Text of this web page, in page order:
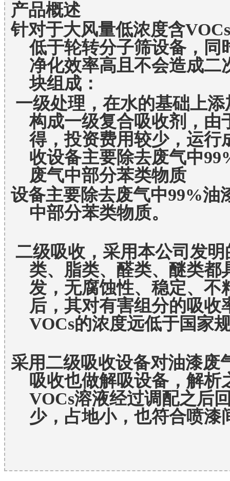
产品概述
针对于大风量低浓度含
低于轮转分子筛设备，同
净化效率高且不会造成二
块组成：
一级处理，在水的基础上
构成一级复合吸收剂，由
得，投资费用较少，运行
收设备主要除去废气中
废气中部分苯类物质
设备主要除去废气中99%油
中部分苯类物质。
二级吸收，采用本公司发
类、脂类、醛类、醚类都
发，无腐蚀性、稳定、不
后，其对有害组分的吸
VOCs的浓度远低于国家
采用二级吸收设备对油漆废
吸收也做解吸设备，解析
VOCs溶液经过调配之后
少，占地小，也符合喷漆